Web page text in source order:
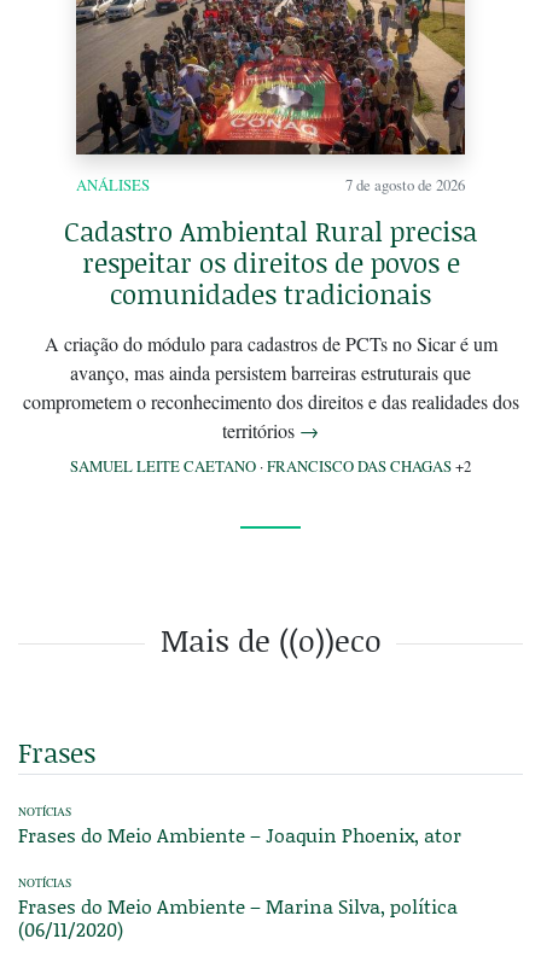
ANÁLISES 7 de agosto de 2026
Cadastro Ambiental Rural precisa
respeitar os direitos de povos e
comunidades tradicionais
A criação do módulo para cadastros de PCTs no Sicar é um
avanço, mas ainda persistem barreiras estruturais que
comprometem o reconhecimento dos direitos e das realidades dos
territórios →
SAMUEL LEITE CAETANO ·FRANCISCO DAS CHAGAS+2
Mais de ((o))eco
Frases
NOTÍCIAS
Frases do Meio Ambiente – Joaquin Phoenix, ator
NOTÍCIAS
Frases do Meio Ambiente – Marina Silva, política
(06/11/2020)